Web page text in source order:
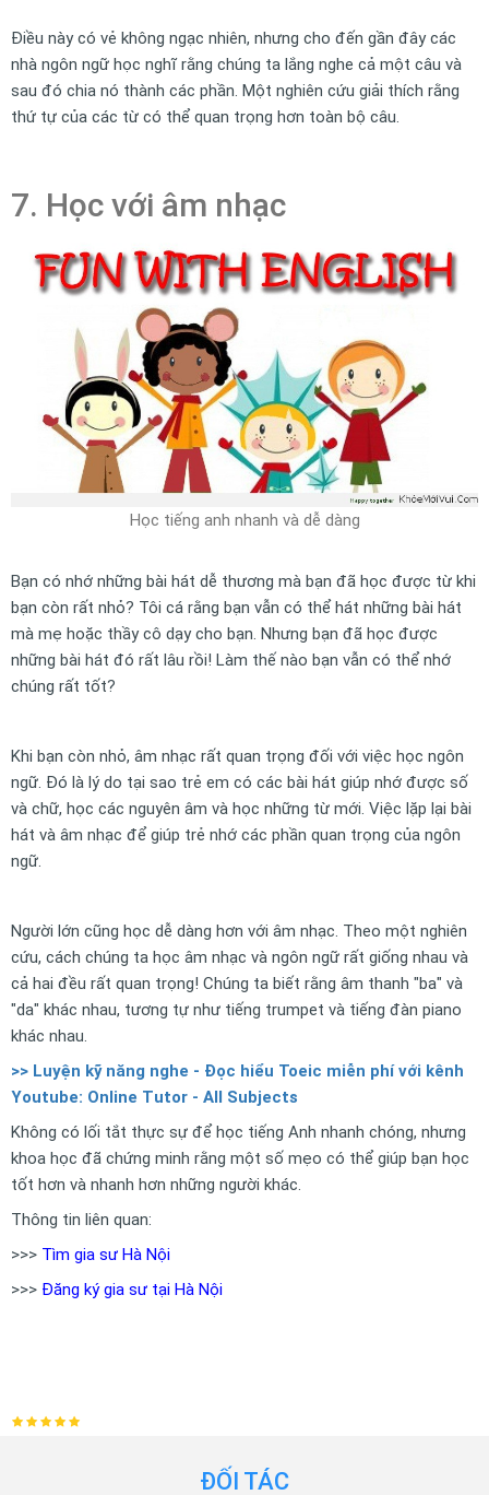
Điều này có vẻ không ngạc nhiên, nhưng cho đến gần đây các
nhà ngôn ngữ học nghĩ rằng chúng ta lắng nghe cả một câu và
sau đó chia nó thành các phần. Một nghiên cứu giải thích rằng
thứ tự của các từ có thể quan trọng hơn toàn bộ câu.
7. Học với âm nhạc
Học tiếng anh nhanh và dễ dàng
Bạn có nhớ những bài hát dễ thương mà bạn đã học được từ khi
bạn còn rất nhỏ? Tôi cá rằng bạn vẫn có thể hát những bài hát
mà mẹ hoặc thầy cô dạy cho bạn. Nhưng bạn đã học được
những bài hát đó rất lâu rồi! Làm thế nào bạn vẫn có thể nhớ
chúng rất tốt?
Khi bạn còn nhỏ, âm nhạc rất quan trọng đối với việc học ngôn
ngữ. Đó là lý do tại sao trẻ em có các bài hát giúp nhớ được số
và chữ, học các nguyên âm và học những từ mới. Việc lặp lại bài
hát và âm nhạc để giúp trẻ nhớ các phần quan trọng của ngôn
ngữ.
Người lớn cũng học dễ dàng hơn với âm nhạc. Theo một nghiên
cứu, cách chúng ta học âm nhạc và ngôn ngữ rất giống nhau và
cả hai đều rất quan trọng! Chúng ta biết rằng âm thanh "ba" và
"da" khác nhau, tương tự như tiếng trumpet và tiếng đàn piano
khác nhau.
>> Luyện kỹ năng nghe - Đọc hiểu Toeic miễn phí với kênh
Youtube: Online Tutor - All Subjects
Không có lối tắt thực sự để học tiếng Anh nhanh chóng, nhưng
khoa học đã chứng minh rằng một số mẹo có thể giúp bạn học
tốt hơn và nhanh hơn những người khác.
Thông tin liên quan:
>>> Tìm gia sư Hà Nội
>>> Đăng ký gia sư tại Hà Nội
ĐỐI TÁC